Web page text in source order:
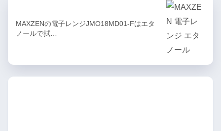
MAXZENの電子レンジJMO18MD01-Fはエタ
ノールで拭…